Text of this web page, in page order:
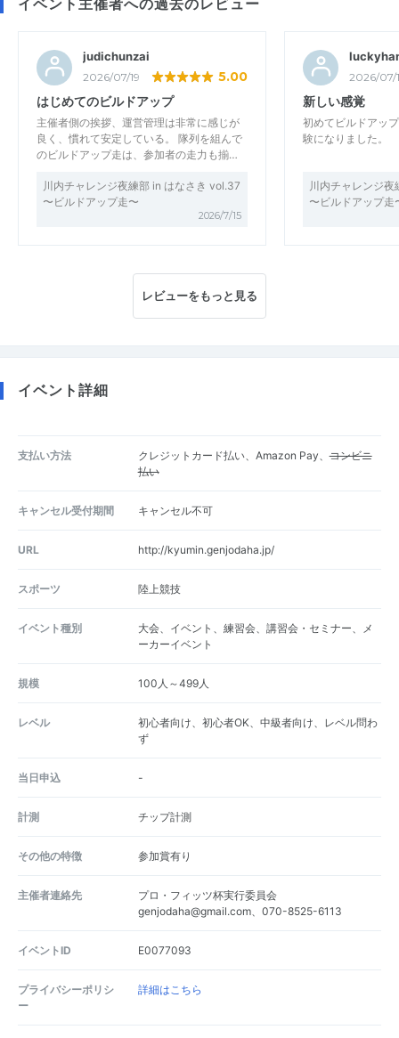
イベント主催者への過去のレビュー
judichunzai
2026/07/19 5.00
はじめてのビルドアップ
主催者側の挨拶、運営管理は非常に感じが
良く、慣れて安定している。 隊列を組んで
のビルドアップ走は、参加者の走力も揃…
川内チャレンジ夜練部 in はなさき vol.37
〜ビルドアップ走〜
2026/7/15
2026/07/
新しい感覚
初めてビルドアッ
験になりました。
川内チャレンジ
〜ビルドアップ走
レビューをもっと見る
イベント詳細
支払い方法 クレジットカード払い、Amazon Pay、コンビニ
払い
キャンセル受付期間 キャンセル不可
URL http://kyumin.genjodaha.jp/
スポーツ 陸上競技
イベント種別
大会、イベント、練習会、講習会・セミナー、メ
ーカーイベント
規模 100人～499人
レベル
初心者向け、初心者OK、中級者向け、レベル問わ
ず
当日申込 -
計測 チップ計測
その他の特徴 参加賞有り
主催者連絡先
プロ・フィッツ杯実行委員会
genjodaha@gmail.com、070-8525-6113
イベントID E0077093
プライバシーポリシ
ー
詳細はこちら